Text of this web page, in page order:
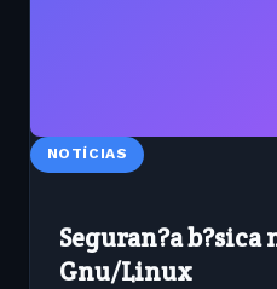
NOTÍCIAS
Seguran?a b?sica
Gnu/Linux